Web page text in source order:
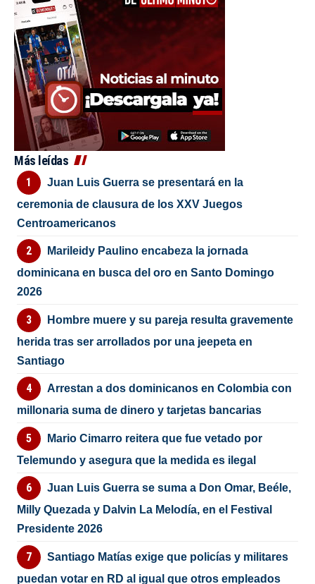
Más leídas
Juan Luis Guerra se presentará en la
ceremonia de clausura de los XXV Juegos
Centroamericanos
Marileidy Paulino encabeza la jornada
dominicana en busca del oro en Santo Domingo
2026
Hombre muere y su pareja resulta gravemente
herida tras ser arrollados por una jeepeta en
Santiago
Arrestan a dos dominicanos en Colombia con
millonaria suma de dinero y tarjetas bancarias
Mario Cimarro reitera que fue vetado por
Telemundo y asegura que la medida es ilegal
Juan Luis Guerra se suma a Don Omar, Beéle,
Milly Quezada y Dalvin La Melodía, en el Festival
Presidente 2026
Santiago Matías exige que policías y militares
puedan votar en RD al igual que otros empleados